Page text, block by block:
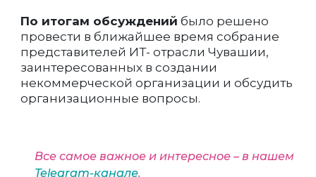
По итогам обсуждений было решено
провести в ближайшее время собрание
представителей ИТ- отрасли Чувашии,
заинтересованных в создании
некоммерческой организации и обсудить
организационные вопросы.
Все самое важное и интересное – в нашем
Telegram-канале.